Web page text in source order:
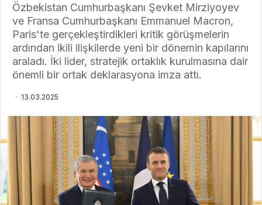
Özbekistan Cumhurbaşkanı Şevket Mirziyoyev
ve Fransa Cumhurbaşkanı Emmanuel Macron,
Paris'te gerçekleştirdikleri kritik görüşmelerin
ardından ikili ilişkilerde yeni bir dönemin kapılarını
araladı. İki lider, stratejik ortaklık kurulmasına dair
önemli bir ortak deklarasyona imza attı.
13.03.2025